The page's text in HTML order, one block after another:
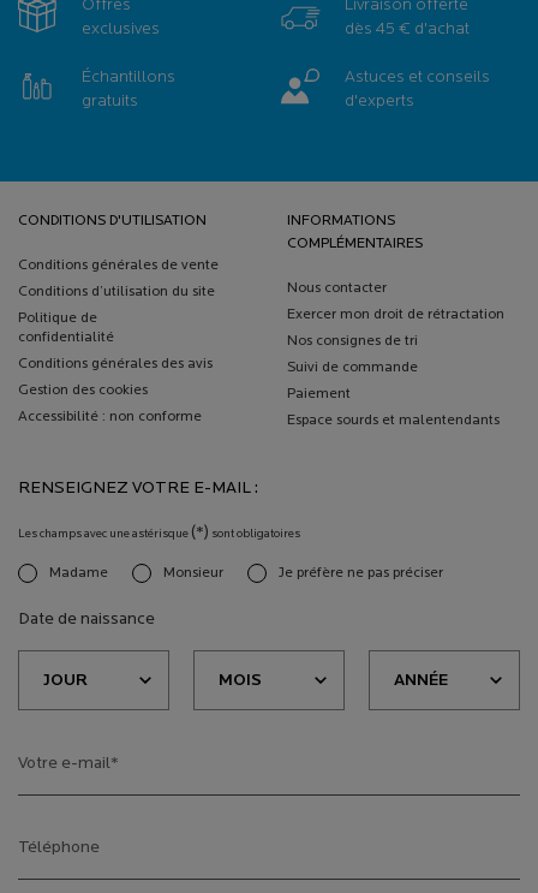
Offres
exclusives
Livraison offerte
dès 45 € d'achat
Échantillons
gratuits
Astuces et conseils
d'experts
CONDITIONS D'UTILISATION
Conditions générales de vente
Conditions d’utilisation du site
Politique de
confidentialité
Conditions générales des avis
Gestion des cookies
Accessibilité : non conforme
INFORMATIONS
COMPLÉMENTAIRES
Nous contacter
Exercer mon droit de rétractation
Nos consignes de tri
Suivi de commande
Paiement
Espace sourds et malentendants
RENSEIGNEZ VOTRE E-MAIL :
Les champs avec une astérisque (*) sont obligatoires
newslettersignup.title.legend
Madame Monsieur Je préfère ne pas préciser
Date de naissance
Votre e-mail*
Téléphone